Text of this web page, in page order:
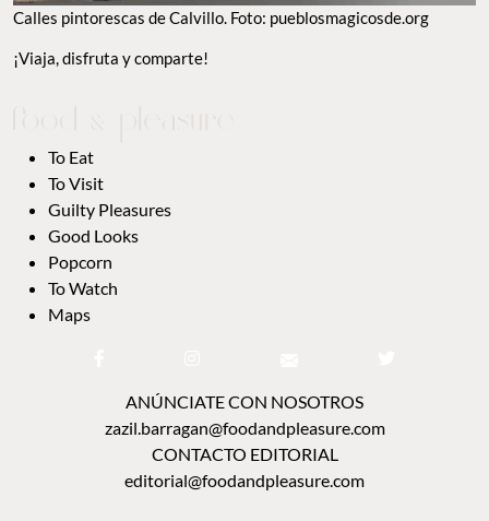
Calles pintorescas de Calvillo. Foto: pueblosmagicosde.org
¡Viaja, disfruta y comparte!
To Eat
To Visit
Guilty Pleasures
Good Looks
Popcorn
To Watch
Maps
ANÚNCIATE CON NOSOTROS
zazil.barragan@foodandpleasure.com
CONTACTO EDITORIAL
editorial@foodandpleasure.com